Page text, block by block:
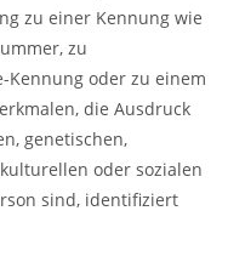
zu einer Kennung wie
zu
Kennung oder zu einem
die Ausdruck
genetischen,
oder sozialen
sind, identifiziert